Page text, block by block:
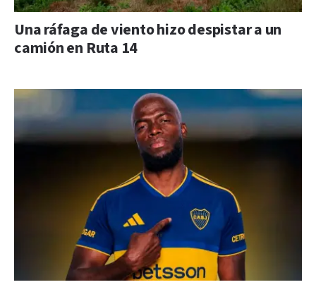
Una ráfaga de viento hizo despistar a un
camión en Ruta 14